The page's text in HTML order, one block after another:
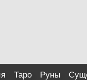
Таро Руны